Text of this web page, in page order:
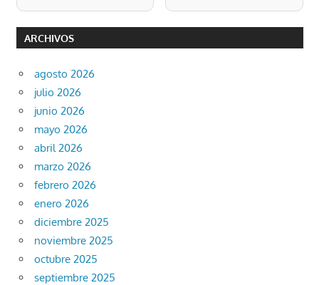
ARCHIVOS
agosto 2026
julio 2026
junio 2026
mayo 2026
abril 2026
marzo 2026
febrero 2026
enero 2026
diciembre 2025
noviembre 2025
octubre 2025
septiembre 2025